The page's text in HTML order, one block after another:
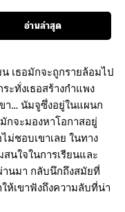
อ่านล่าสุด
เธอมักจะถูกรายล้อมไป
ะทั่งเธอสร้างกำแพง
า… นัมจูซึ่งอยู่ในแผนก
กจะมองหาโอกาสอยู่
ม่ชอบเขาเลย ในทาง
นใจในการเรียนและ
นมา กลับนึกถึงสมัยที่
ห้เขาฟังถึงความลับที่น่า